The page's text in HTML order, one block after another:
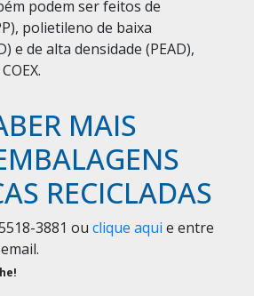
podem ser feitos de
polietileno de baixa
e de alta densidade (PEAD),
MAIS
RECICLADAS
3881 ou clique aqui e entre